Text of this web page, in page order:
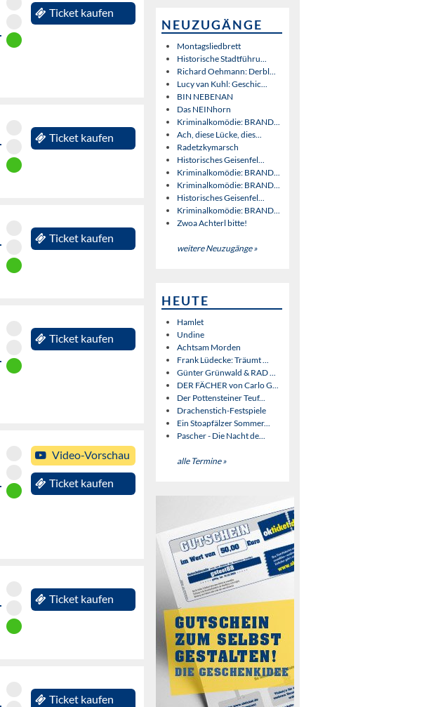
Ticket kaufen
Ticket kaufen
Ticket kaufen
Ticket kaufen
Video-Vorschau
Ticket kaufen
Ticket kaufen
Ticket kaufen
NEUZUGÄNGE
Montagsliedbrett
Historische Stadtführu...
Richard Oehmann: Derbl...
Lucy van Kuhl: Geschic...
BIN NEBENAN
Das NEINhorn
Kriminalkomödie: BRAND...
Ach, diese Lücke, dies...
Radetzkymarsch
Historisches Geisenfel...
Kriminalkomödie: BRAND...
Kriminalkomödie: BRAND...
Historisches Geisenfel...
Kriminalkomödie: BRAND...
Zwoa Achterl bitte!
weitere Neuzugänge »
HEUTE
Hamlet
Undine
Achtsam Morden
Frank Lüdecke: Träumt ...
Günter Grünwald & RAD ...
DER FÄCHER von Carlo G...
Der Pottensteiner Teuf...
Drachenstich-Festspiele
Ein Stoapfälzer Sommer...
Pascher - Die Nacht de...
alle Termine »